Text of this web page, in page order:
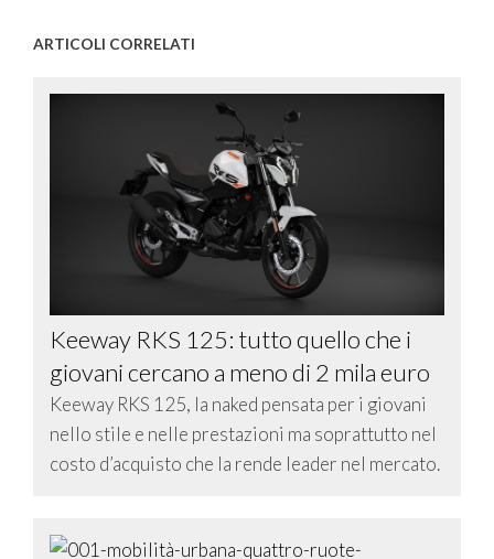
ARTICOLI CORRELATI
Keeway RKS 125: tutto quello che i
giovani cercano a meno di 2 mila euro
Keeway RKS 125, la naked pensata per i giovani
nello stile e nelle prestazioni ma soprattutto nel
costo d’acquisto che la rende leader nel mercato.